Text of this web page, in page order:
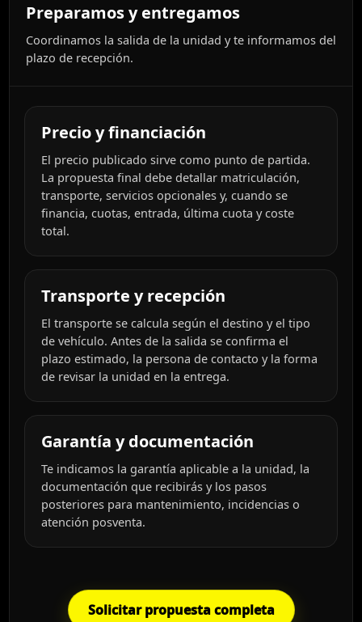
Preparamos y entregamos
Coordinamos la salida de la unidad y te informamos del
plazo de recepción.
Precio y financiación
El precio publicado sirve como punto de partida.
La propuesta final debe detallar matriculación,
transporte, servicios opcionales y, cuando se
financia, cuotas, entrada, última cuota y coste
total.
Transporte y recepción
El transporte se calcula según el destino y el tipo
de vehículo. Antes de la salida se confirma el
plazo estimado, la persona de contacto y la forma
de revisar la unidad en la entrega.
Garantía y documentación
Te indicamos la garantía aplicable a la unidad, la
documentación que recibirás y los pasos
posteriores para mantenimiento, incidencias o
atención posventa.
Solicitar propuesta completa